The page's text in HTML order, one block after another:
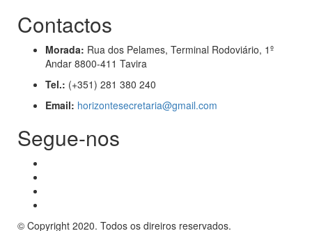
Contactos
Morada: Rua dos Pelames, Terminal Rodoviário, 1º
Andar 8800-411 Tavira
Tel.: (+351) 281 380 240
Email: horizontesecretaria@gmail.com
Segue-nos
© Copyright 2020. Todos os direiros reservados.